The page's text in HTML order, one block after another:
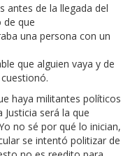
antes de la llegada del
de que
una persona con un
que alguien vaya y de
haya militantes políticos
será la que
no sé por qué lo inician,
se intentó politizar de